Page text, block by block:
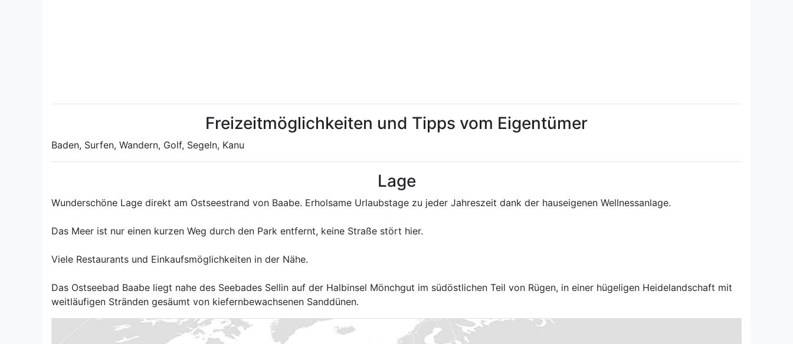
Freizeitmöglichkeiten und Tipps vom Eigentümer
Baden, Surfen, Wandern, Golf, Segeln, Kanu
Lage
Wunderschöne Lage direkt am Ostseestrand von Baabe. Erholsame Urlaubstage zu jeder Jahreszeit dank der hauseigenen Wellnessanlage.
Das Meer ist nur einen kurzen Weg durch den Park entfernt, keine Straße stört hier.
Viele Restaurants und Einkaufsmöglichkeiten in der Nähe.
Das Ostseebad Baabe liegt nahe des Seebades Sellin auf der Halbinsel Mönchgut im südöstlichen Teil von Rügen, in einer hügeligen Heidelandschaft mit
weitläufigen Stränden gesäumt von kiefernbewachsenen Sanddünen.